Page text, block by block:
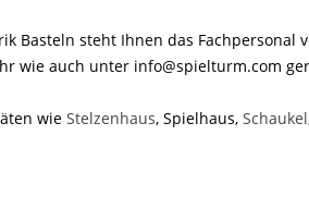
Basteln steht Ihnen das
wie auch unter info@spielturm.com
wie Stelzenhaus, Spielhaus, Schaukel